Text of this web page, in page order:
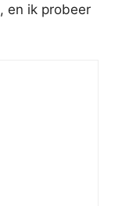
, en ik probeer